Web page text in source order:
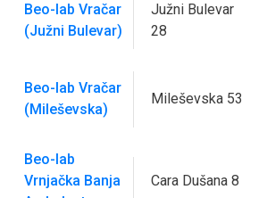
Beo-lab Vračar
(Južni Bulevar)
Južni Bulevar
28
Beo-lab Vračar
(Mileševska)
Mileševska 53
Beo-lab
Vrnjačka Banja
Cara Dušana 8